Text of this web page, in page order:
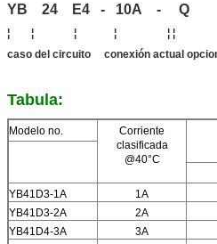
YB 24 E4 - 10A - Q
¦ ¦ ¦ ¦ ¦ ¦
caso del circuito conexión actual
Tabula:
Modelo no.
Corriente
clasificada
@40°C
YB41D3-1A 1A
YB41D3-2A
2A
YB41D4-3A
3A